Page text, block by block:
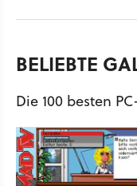
BELIEBTE
Die 100 besten